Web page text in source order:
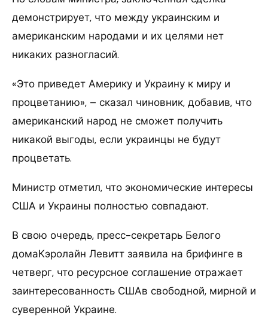
демонстрирует, что между украинским и
американским народами и их целями нет
никаких разногласий.
«Это приведет Америку и Украину к миру и
процветанию», – сказал чиновник, добавив, что
американский народ не сможет получить
никакой выгоды, если украинцы не будут
процветать.
Министр отметил, что экономические интересы
США и Украины полностью совпадают.
В свою очередь, пресс-секретарь Белого
домаКэролайн Левитт заявила на брифинге в
четверг, что ресурсное соглашение отражает
заинтересованность СШАв свободной, мирной и
суверенной Украине.